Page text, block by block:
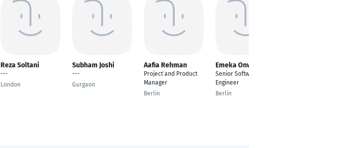
Reza Soltani
---
London
Subham Joshi
---
Gurgaon
Aafia Rehman
Project and Product
Manager
Berlin
Emeka Onwuzulike
Senior Software
Engineer
Berlin